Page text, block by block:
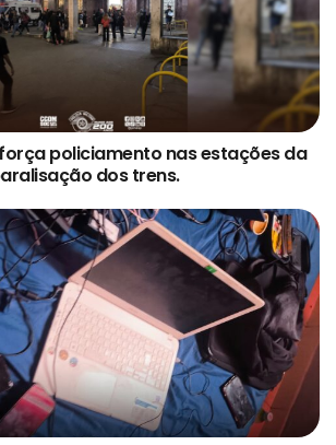
policiamento nas estações da
dos trens.